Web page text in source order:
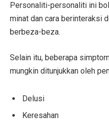
Personaliti-personaliti ini
minat dan cara berinteraksi
berbeza-beza.
Selain itu, beberapa
mungkin ditunjukkan oleh
Delusi
Keresahan